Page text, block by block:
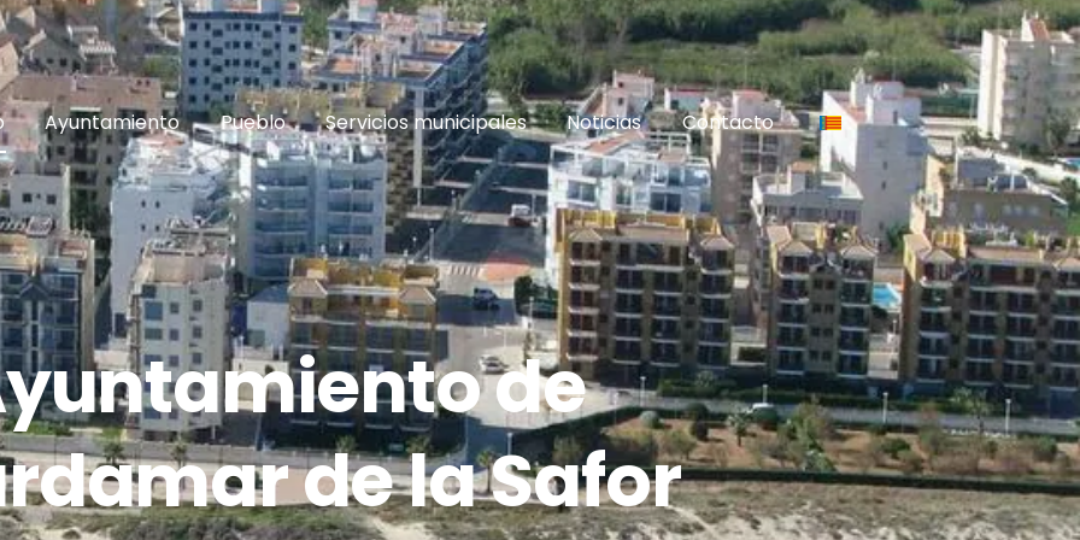
Ayuntamiento Pueblo Servicios municipales Noticias Contacto
de
de la Safor